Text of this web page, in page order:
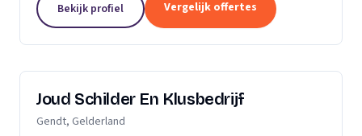
Bekijk profiel Vergelijk offertes
Joud Schilder En Klusbedrijf
Gendt, Gelderland